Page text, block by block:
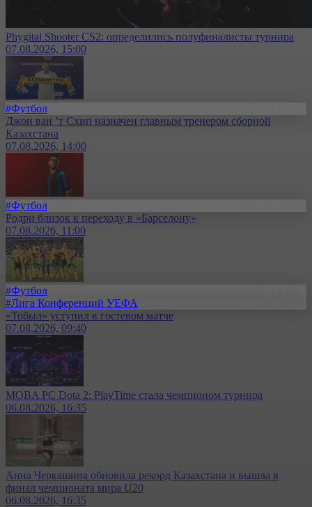
Phygital Shooter CS2: определились полуфиналисты турнира
07.08.2026, 15:00
#Футбол
Джон ван ’т Схип назначен главным тренером сборной
Казахстана
07.08.2026, 14:00
#Футбол
Родри близок к переходу в «Барселону»
07.08.2026, 11:00
#Футбол
#Лига Конференций УЕФА
«Тобыл» уступил в гостевом матче
07.08.2026, 09:40
MOBA PC Dota 2: PlayTime стала чемпионом турнира
06.08.2026, 16:35
Анна Черкашина обновила рекорд Казахстана и вышла в
финал чемпионата мира U20
06.08.2026, 16:35